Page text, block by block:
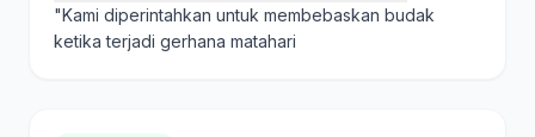
"Kami diperintahkan untuk membebaskan budak
ketika terjadi gerhana matahari